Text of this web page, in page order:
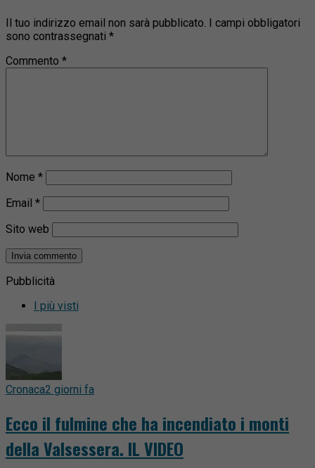
Il tuo indirizzo email non sarà pubblicato.
I campi obbligatori
sono contrassegnati *
Commento *
Nome *
Email *
Sito web
Pubblicità
I più visti
Cronaca2 giorni fa
Ecco il fulmine che ha incendiato i monti
della Valsessera. IL VIDEO